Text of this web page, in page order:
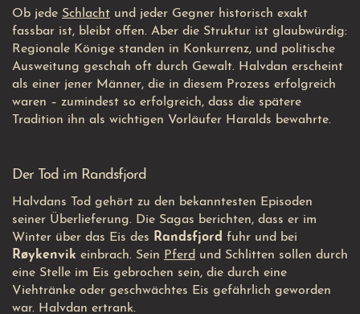
Ob jede Schlacht und jeder Gegner historisch exakt
fassbar ist, bleibt offen. Aber die Struktur ist glaubwürdig:
Regionale Könige standen in Konkurrenz, und politische
Ausweitung geschah oft durch Gewalt. Halvdan erscheint
als einer jener Männer, die in diesem Prozess erfolgreich
waren – zumindest so erfolgreich, dass die spätere
Tradition ihn als wichtigen Vorläufer Haralds bewahrte.
Der Tod im Randsfjord
Halvdans Tod gehört zu den bekanntesten Episoden
seiner Überlieferung. Die Sagas berichten, dass er im
Winter über das Eis des Randsfjord fuhr und bei
Røykenvik einbrach. Sein Pferd und Schlitten sollen durch
eine Stelle im Eis gebrochen sein, die durch eine
Viehtränke oder geschwächtes Eis gefährlich geworden
war. Halvdan ertrank.